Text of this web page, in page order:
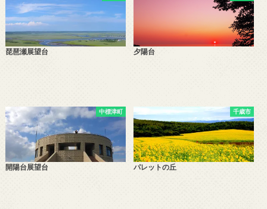
琵琶瀬展望台 夕陽台
中標津町
開陽台展望台
千歳市
パレットの丘